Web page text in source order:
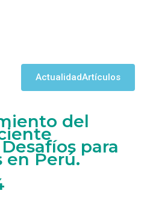
ActualidadArtículos
del
para
en Perú.